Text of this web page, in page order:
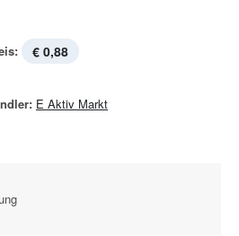
€ 0,88
E Aktiv Markt